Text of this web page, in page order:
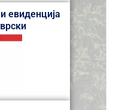
евиденција